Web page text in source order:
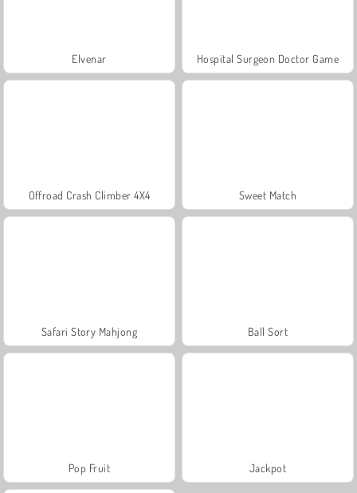
Elvenar Hospital Surgeon Doctor Game
Offroad Crash Climber 4X4 Sweet Match
Safari Story Mahjong Ball Sort
Pop Fruit Jackpot